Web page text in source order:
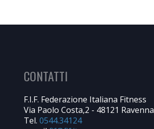
CONTATTI
F.I.F. Federazione Italiana Fitness
Via Paolo Costa,2 - 48121
Tel. 0544.34124